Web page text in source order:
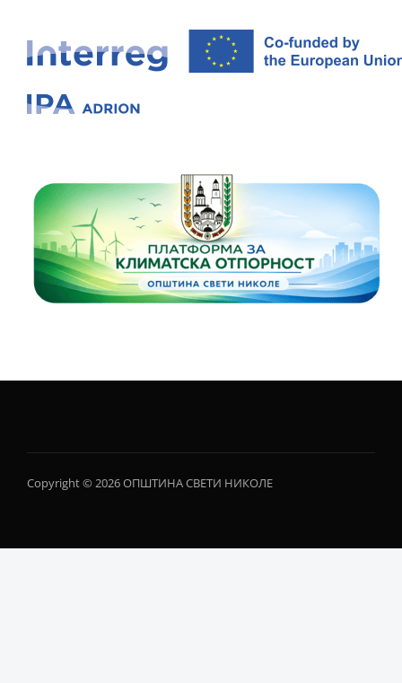
Copyright © 2026 ОПШТИНА СВЕТИ НИКОЛЕ